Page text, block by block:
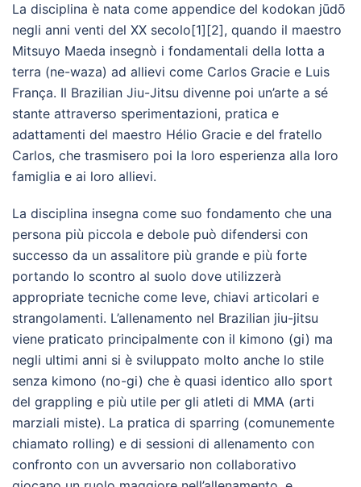
La disciplina è nata come appendice del kodokan jūdō
negli anni venti del XX secolo[1][2], quando il maestro
Mitsuyo Maeda insegnò i fondamentali della lotta a
terra (ne-waza) ad allievi come Carlos Gracie e Luis
França. Il Brazilian Jiu-Jitsu divenne poi un’arte a sé
stante attraverso sperimentazioni, pratica e
adattamenti del maestro Hélio Gracie e del fratello
Carlos, che trasmisero poi la loro esperienza alla loro
famiglia e ai loro allievi.
La disciplina insegna come suo fondamento che una
persona più piccola e debole può difendersi con
successo da un assalitore più grande e più forte
portando lo scontro al suolo dove utilizzerà
appropriate tecniche come leve, chiavi articolari e
strangolamenti. L’allenamento nel Brazilian jiu-jitsu
viene praticato principalmente con il kimono (gi) ma
negli ultimi anni si è sviluppato molto anche lo stile
senza kimono (no-gi) che è quasi identico allo sport
del grappling e più utile per gli atleti di MMA (arti
marziali miste). La pratica di sparring (comunemente
chiamato rolling) e di sessioni di allenamento con
confronto con un avversario non collaborativo